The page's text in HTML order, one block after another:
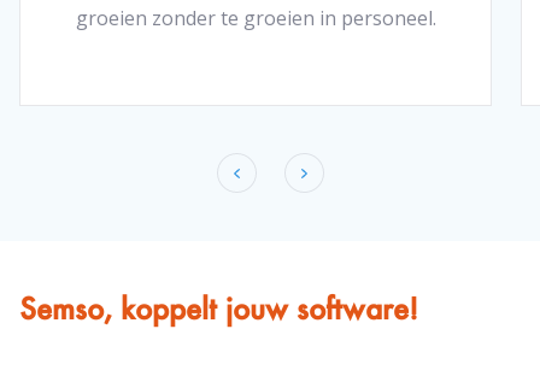
groeien zonder te groeien in personeel.
Semso, koppelt jouw software!